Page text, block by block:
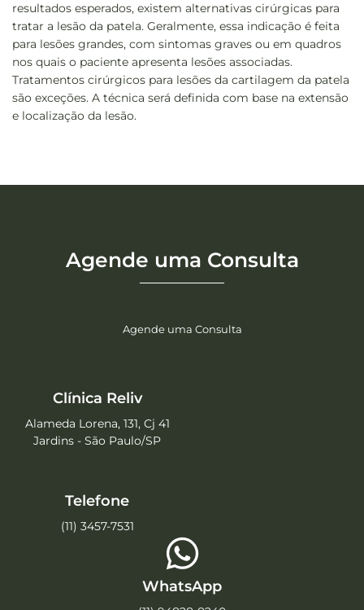
resultados esperados, existem alternativas cirúrgicas para
tratar a lesão da patela. Geralmente, essa indicação é feita
para lesões grandes, com sintomas graves ou em quadros
nos quais o paciente apresenta lesões associadas.
Tratamentos cirúrgicos para lesões da cartilagem da patela
são exceções. A técnica será definida com base na extensão
e localização da lesão.
Agende uma Consulta
Agende uma Consulta
Clínica Reliv
Alameda Lorena, 131, Cj 41
Jardins - São Paulo/SP
Telefone
(11) 3457-7531
WhatsApp